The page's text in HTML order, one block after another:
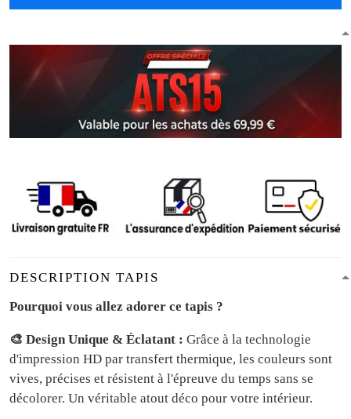
DESCRIPTION TAPIS
Pourquoi vous allez adorer ce tapis ?
🎨 Design Unique & Éclatant : Grâce à la technologie
d'impression HD par transfert thermique, les couleurs sont
vives, précises et résistent à l'épreuve du temps sans se
décolorer. Un véritable atout déco pour votre intérieur.